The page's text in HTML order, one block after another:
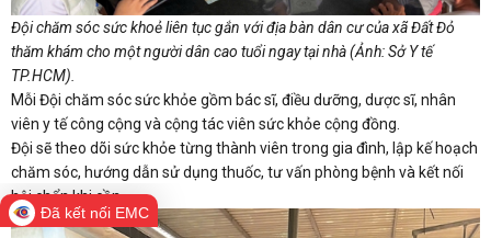
Đội chăm sóc sức khoẻ liên tục gắn với địa bàn dân cư của xã Đất Đỏ
thăm khám cho một người dân cao tuổi ngay tại nhà (Ảnh: Sở Y tế
TP.HCM).
Mỗi Đội chăm sóc sức khỏe gồm bác sĩ, điều dưỡng, dược sĩ, nhân
viên y tế công cộng và cộng tác viên sức khỏe cộng đồng.
Đội sẽ theo dõi sức khỏe từng thành viên trong gia đình, lập kế hoạch
chăm sóc, hướng dẫn sử dụng thuốc, tư vấn phòng bệnh và kết nối
hội chẩn khi cần.
Đã kết nối EMC